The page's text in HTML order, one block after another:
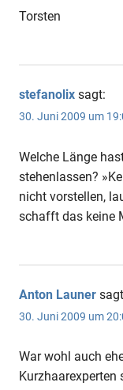
Torsten
stefanolix sagt:
30. Juni 2009 um
Welche Länge
stehenlassen?
nicht vorstellen,
schafft das keine
Anton Launer
30. Juni 2009 um
War wohl auch
Kurzhaarexperten